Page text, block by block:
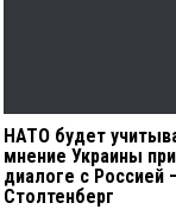
НАТО будет
мнение Украины при
диалоге с Россией
Столтенберг